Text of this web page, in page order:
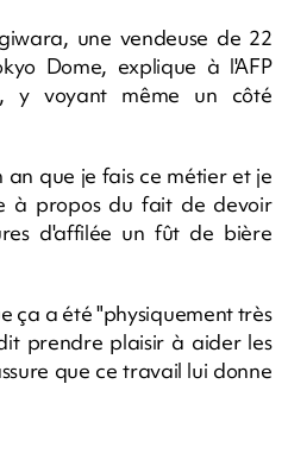
une vendeuse de 22
Dome, explique à l'AFP
y voyant même un côté
que je fais ce métier et je
à propos du fait de devoir
d'affilée un fût de bière
ça a été "physiquement très
prendre plaisir à aider les
que ce travail lui donne